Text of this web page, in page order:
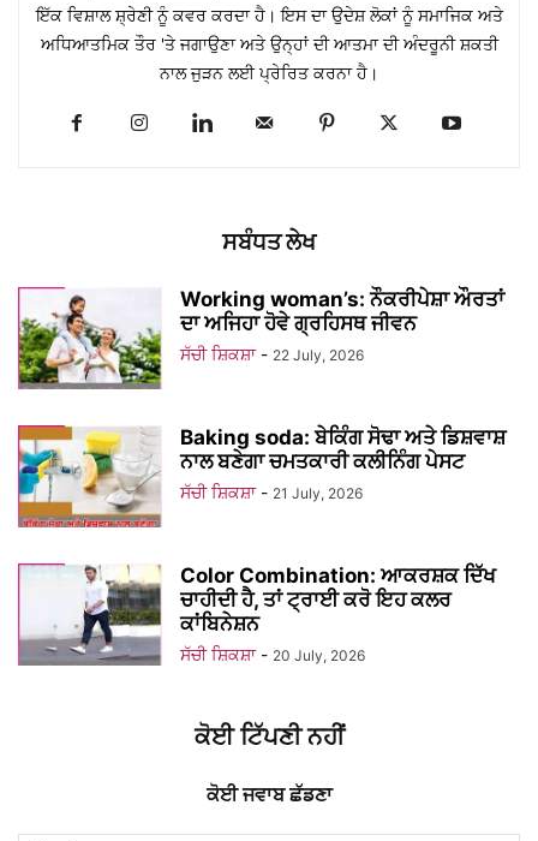
ਇੱਕ ਵਿਸ਼ਾਲ ਸ਼੍ਰੇਣੀ ਨੂੰ ਕਵਰ ਕਰਦਾ ਹੈ। ਇਸ ਦਾ ਉਦੇਸ਼ ਲੋਕਾਂ ਨੂੰ ਸਮਾਜਿਕ ਅਤੇ
ਅਧਿਆਤਮਿਕ ਤੌਰ 'ਤੇ ਜਗਾਉਣਾ ਅਤੇ ਉਨ੍ਹਾਂ ਦੀ ਆਤਮਾ ਦੀ ਅੰਦਰੂਨੀ ਸ਼ਕਤੀ
ਨਾਲ ਜੁੜਨ ਲਈ ਪ੍ਰੇਰਿਤ ਕਰਨਾ ਹੈ।
ਸਬੰਧਤ ਲੇਖ
Working woman’s: ਨੌਕਰੀਪੇਸ਼ਾ ਔਰਤਾਂ
ਦਾ ਅਜਿਹਾ ਹੋਵੇ ਗ੍ਰਹਿਸਥ ਜੀਵਨ
ਸੱਚੀ ਸ਼ਿਕਸ਼ਾ - 22 July, 2026
Baking soda: ਬੇਕਿੰਗ ਸੋਢਾ ਅਤੇ ਡਿਸ਼ਵਾਸ਼
ਨਾਲ ਬਣੇਗਾ ਚਮਤਕਾਰੀ ਕਲੀਨਿੰਗ ਪੇਸਟ
ਸੱਚੀ ਸ਼ਿਕਸ਼ਾ - 21 July, 2026
Color Combination: ਆਕਰਸ਼ਕ ਦਿੱਖ
ਚਾਹੀਦੀ ਹੈ, ਤਾਂ ਟ੍ਰਾਈ ਕਰੋ ਇਹ ਕਲਰ
ਕਾਂਬਿਨੇਸ਼ਨ
ਸੱਚੀ ਸ਼ਿਕਸ਼ਾ - 20 July, 2026
ਕੋਈ ਟਿੱਪਣੀ ਨਹੀਂ
ਕੋਈ ਜਵਾਬ ਛੱਡਣਾ